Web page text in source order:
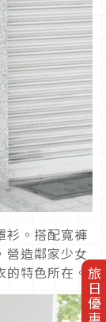
旅日優惠券
衫。搭配寬褲
營造鄰家少女
特色所在。